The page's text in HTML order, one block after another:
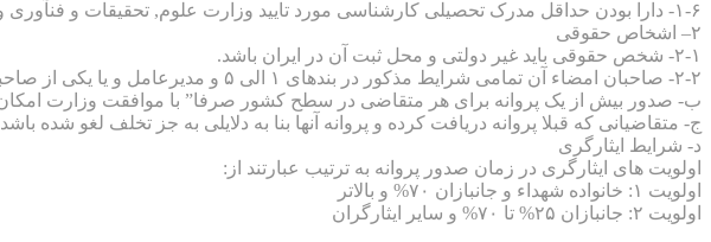
۱-۶- دارا بودن حداقل مدرک تحصیلی کارشناسی مورد تایید وزارت علوم, تحقیقات و فنآوری و یا حداقل ۱۰سال سابقه کارشناسی کاربردی (بر اساس حکم کارگزینی) در دستگاههای دولتی.
۲– اشخاص حقوقی
۲-۱- شخص حقوقی باید غیر دولتی و محل ثبت آن در ایران باشد.
۲-۲- صاحبان امضاء آن تمامی شرایط مذکور در بندهای ۱ الی ۵ و مدیرعامل و یا یکی از صاحبان امضای آن علاوه بر بندهای مذکور، شرط بند ۶ بخش الف را نیز داشته باشند.
ب- صدور بیش از یک پروانه برای هر متقاضی در سطح کشور صرفا” با موافقت وزارت
ج- متقاضیانی که قبلا پروانه دریافت کرده و پروانه آنها بنا به دلایلی به جز تخلف لغو شده باشد، می توانند پس از گذشت ۵ سال از تاریخ لغو پروانه،
د- شرایط ایثارگری
اولویت های ایثارگری در زمان صدور پروانه به ترتیب عبارتند از:
اولویت ۱: خانواده شهداء و ‌جانبازان ۷۰% و بالاتر
اولویت ۲: جانبازان ۲۵% تا ۷۰% و سایر ایثارگران